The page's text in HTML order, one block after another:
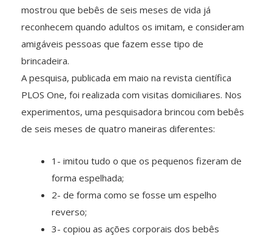
mostrou que bebês de seis meses de vida já
reconhecem quando adultos os imitam, e consideram
amigáveis pessoas que fazem esse tipo de
brincadeira.
A pesquisa, publicada em maio na revista científica
PLOS One, foi realizada com visitas domiciliares. Nos
experimentos, uma pesquisadora brincou com bebês
de seis meses de quatro maneiras diferentes:
1- imitou tudo o que os pequenos fizeram de
forma espelhada;
2- de forma como se fosse um espelho
reverso;
3- copiou as ações corporais dos bebês